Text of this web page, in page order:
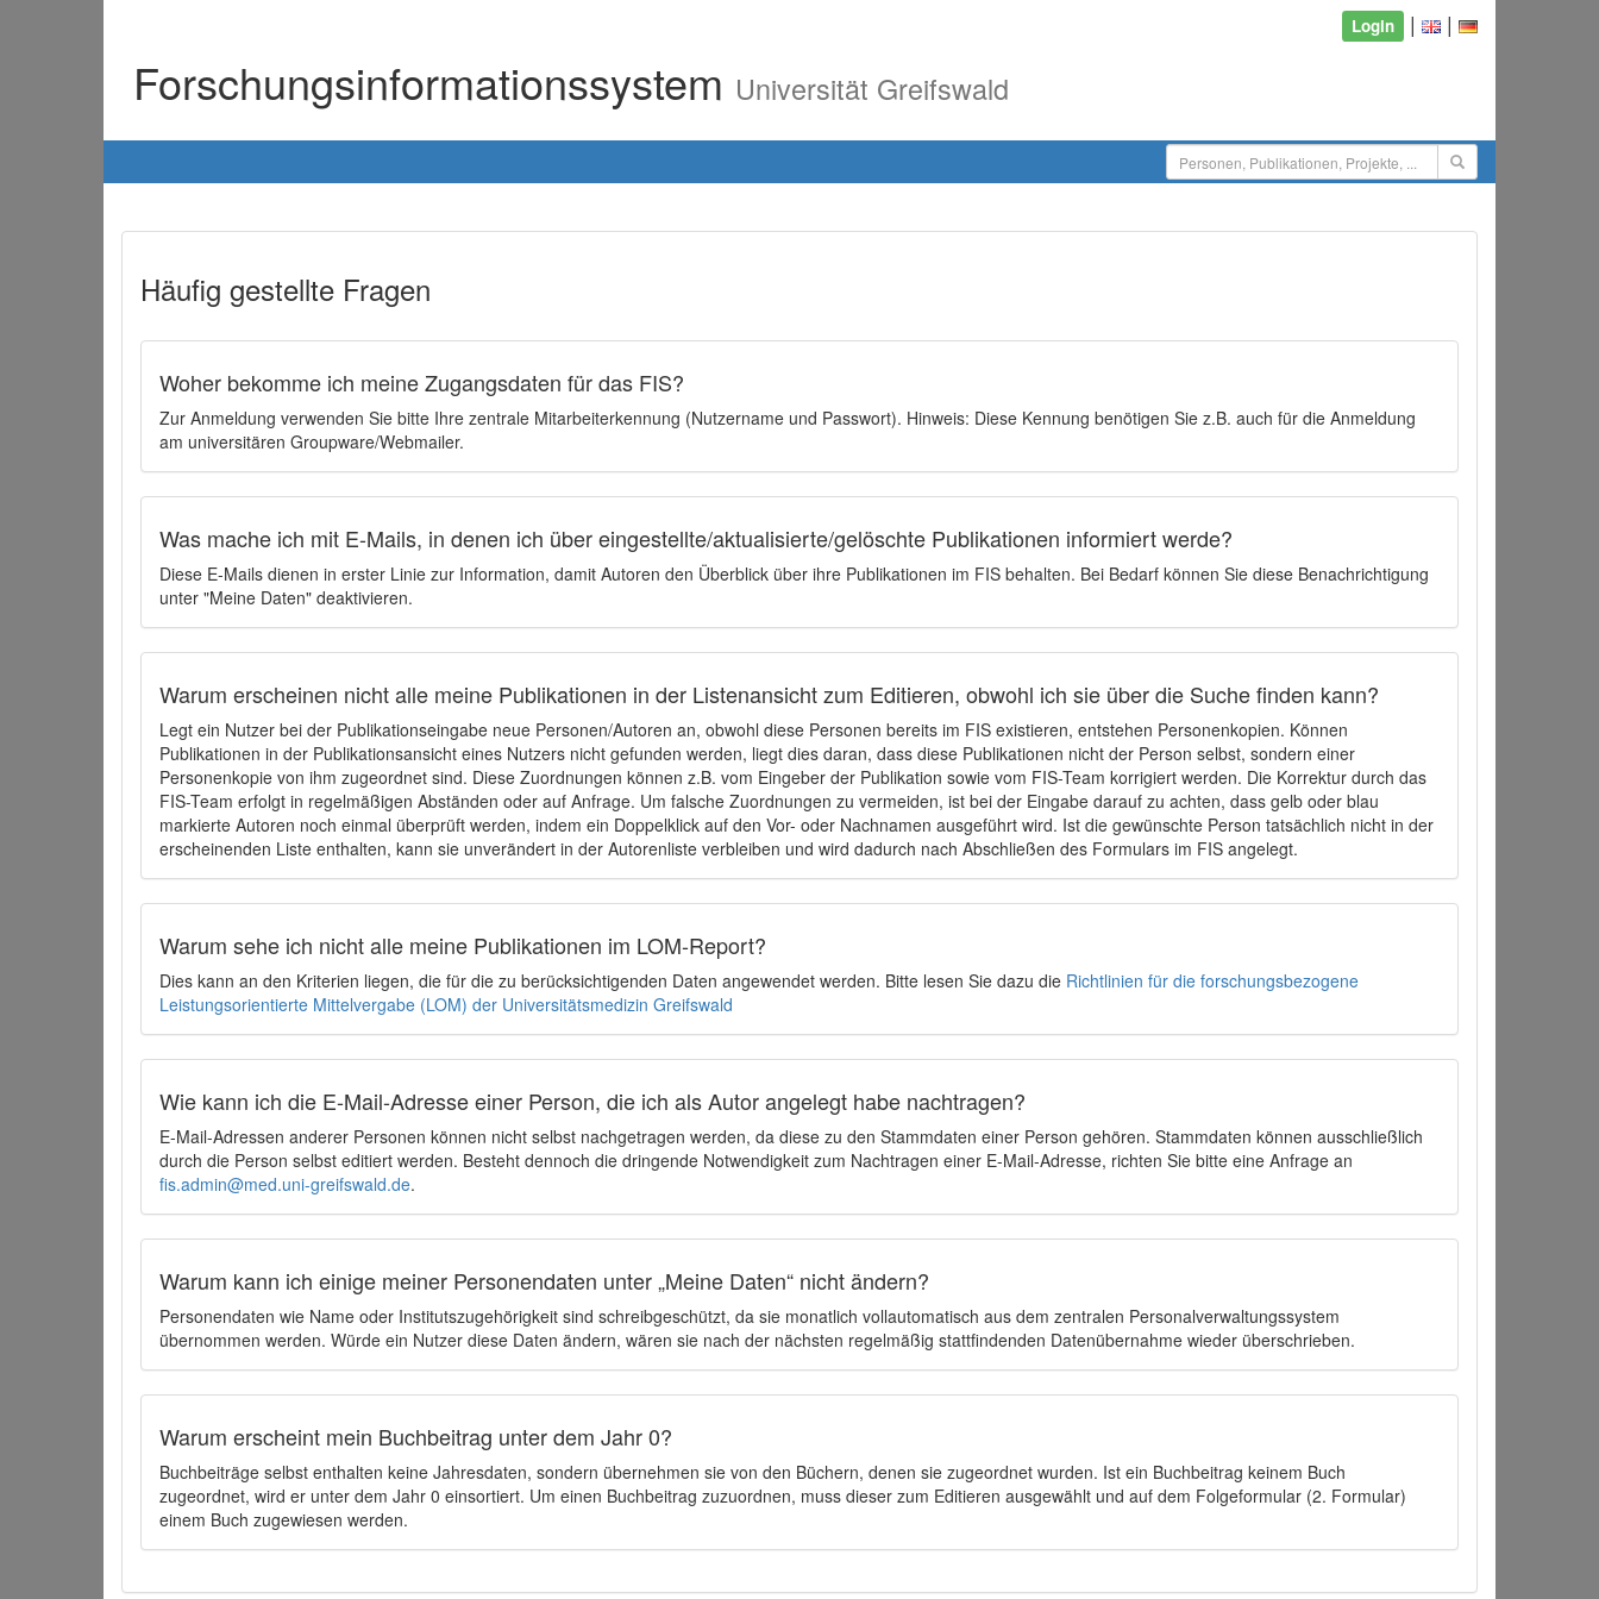
Login | |
Forschungsinformationssystem Universität Greifswald
Häufig gestellte Fragen
Woher bekomme ich meine Zugangsdaten für das FIS?
Zur Anmeldung verwenden Sie bitte Ihre zentrale Mitarbeiterkennung (Nutzername und Passwort). Hinweis: Diese Kennung benötigen Sie z.B. auch für die Anmeldung
am universitären Groupware/Webmailer.
Was mache ich mit E-Mails, in denen ich über eingestellte/aktualisierte/gelöschte Publikationen informiert werde?
Diese E-Mails dienen in erster Linie zur Information, damit Autoren den Überblick über ihre Publikationen im FIS behalten. Bei Bedarf können Sie diese Benachrichtigung
unter "Meine Daten" deaktivieren.
Warum erscheinen nicht alle meine Publikationen in der Listenansicht zum Editieren, obwohl ich sie über die Suche finden kann?
Legt ein Nutzer bei der Publikationseingabe neue Personen/Autoren an, obwohl diese Personen bereits im FIS existieren, entstehen Personenkopien. Können
Publikationen in der Publikationsansicht eines Nutzers nicht gefunden werden, liegt dies daran, dass diese Publikationen nicht der Person selbst, sondern einer
Personenkopie von ihm zugeordnet sind. Diese Zuordnungen können z.B. vom Eingeber der Publikation sowie vom FIS-Team korrigiert werden. Die Korrektur durch das
FIS-Team erfolgt in regelmäßigen Abständen oder auf Anfrage. Um falsche Zuordnungen zu vermeiden, ist bei der Eingabe darauf zu achten, dass gelb oder blau
markierte Autoren noch einmal überprüft werden, indem ein Doppelklick auf den Vor- oder Nachnamen ausgeführt wird. Ist die gewünschte Person tatsächlich nicht in der
erscheinenden Liste enthalten, kann sie unverändert in der Autorenliste verbleiben und wird dadurch nach Abschließen des Formulars im FIS angelegt.
Warum sehe ich nicht alle meine Publikationen im LOM-Report?
Dies kann an den Kriterien liegen, die für die zu berücksichtigenden Daten angewendet werden. Bitte lesen Sie dazu die Richtlinien für die forschungsbezogene
Leistungsorientierte Mittelvergabe (LOM) der Universitätsmedizin Greifswald
Wie kann ich die E-Mail-Adresse einer Person, die ich als Autor angelegt habe nachtragen?
E-Mail-Adressen anderer Personen können nicht selbst nachgetragen werden, da diese zu den Stammdaten einer Person gehören. Stammdaten können ausschließlich
durch die Person selbst editiert werden. Besteht dennoch die dringende Notwendigkeit zum Nachtragen einer E-Mail-Adresse, richten Sie bitte eine Anfrage an
fis.admin@med.uni-greifswald.de.
Warum kann ich einige meiner Personendaten unter „Meine Daten“ nicht ändern?
Personendaten wie Name oder Institutszugehörigkeit sind schreibgeschützt, da sie monatlich vollautomatisch aus dem zentralen Personalverwaltungssystem
übernommen werden. Würde ein Nutzer diese Daten ändern, wären sie nach der nächsten regelmäßig stattfindenden Datenübernahme wieder überschrieben.
Warum erscheint mein Buchbeitrag unter dem Jahr 0?
Buchbeiträge selbst enthalten keine Jahresdaten, sondern übernehmen sie von den Büchern, denen sie zugeordnet wurden. Ist ein Buchbeitrag keinem Buch
zugeordnet, wird er unter dem Jahr 0 einsortiert. Um einen Buchbeitrag zuzuordnen, muss dieser zum Editieren ausgewählt und auf dem Folgeformular (2. Formular)
einem Buch zugewiesen werden.